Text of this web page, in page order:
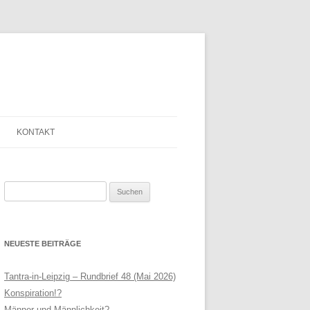
HELFRIED
KONTAKT
SERVICE
IMPRESSUM
NEUESTE BEITRÄGE
Tantra-in-Leipzig – Rundbrief 48 (Mai 2026)
Konspiration!?